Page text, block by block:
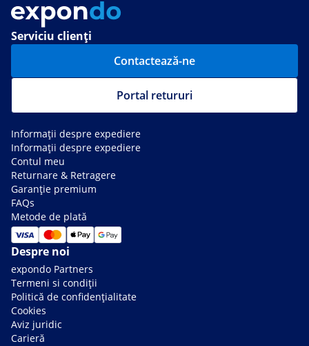
Serviciu clienți
Contactează-ne
Portal retururi
Informații despre expediere
Informații despre expediere
Contul meu
Returnare & Retragere
Garanție premium
FAQs
Metode de plată
Despre noi
expondo Partners
Termeni si condiții
Politică de confidențialitate
Cookies
Aviz juridic
Carieră